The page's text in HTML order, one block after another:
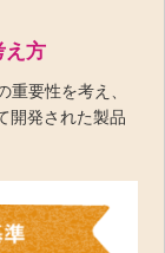
え方
重要性を考え、
開発された製品